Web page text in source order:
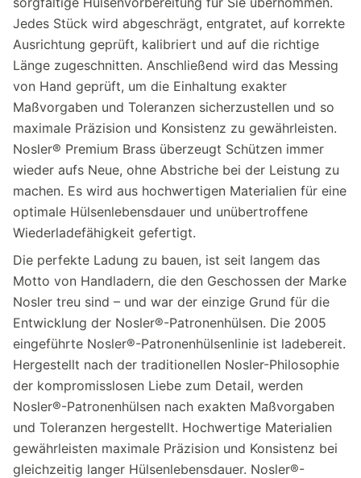
Jedes Stück wird abgeschrägt, entgratet, auf korrekte
Ausrichtung geprüft, kalibriert und auf die richtige
Länge zugeschnitten. Anschließend wird das Messing
von Hand geprüft, um die Einhaltung exakter
Maßvorgaben und Toleranzen sicherzustellen und so
maximale Präzision und Konsistenz zu gewährleisten.
Nosler® Premium Brass überzeugt Schützen immer
wieder aufs Neue, ohne Abstriche bei der Leistung zu
machen. Es wird aus hochwertigen Materialien für eine
optimale Hülsenlebensdauer und unübertroffene
Wiederladefähigkeit gefertigt.
Die perfekte Ladung zu bauen, ist seit langem das
Motto von Handladern, die den Geschossen der Marke
Nosler treu sind – und war der einzige Grund für die
Entwicklung der Nosler®-Patronenhülsen. Die 2005
eingeführte Nosler®-Patronenhülsenlinie ist ladebereit.
Hergestellt nach der traditionellen Nosler-Philosophie
der kompromisslosen Liebe zum Detail, werden
Nosler®-Patronenhülsen nach exakten Maßvorgaben
und Toleranzen hergestellt. Hochwertige Materialien
gewährleisten maximale Präzision und Konsistenz bei
gleichzeitig langer Hülsenlebensdauer. Nosler®-